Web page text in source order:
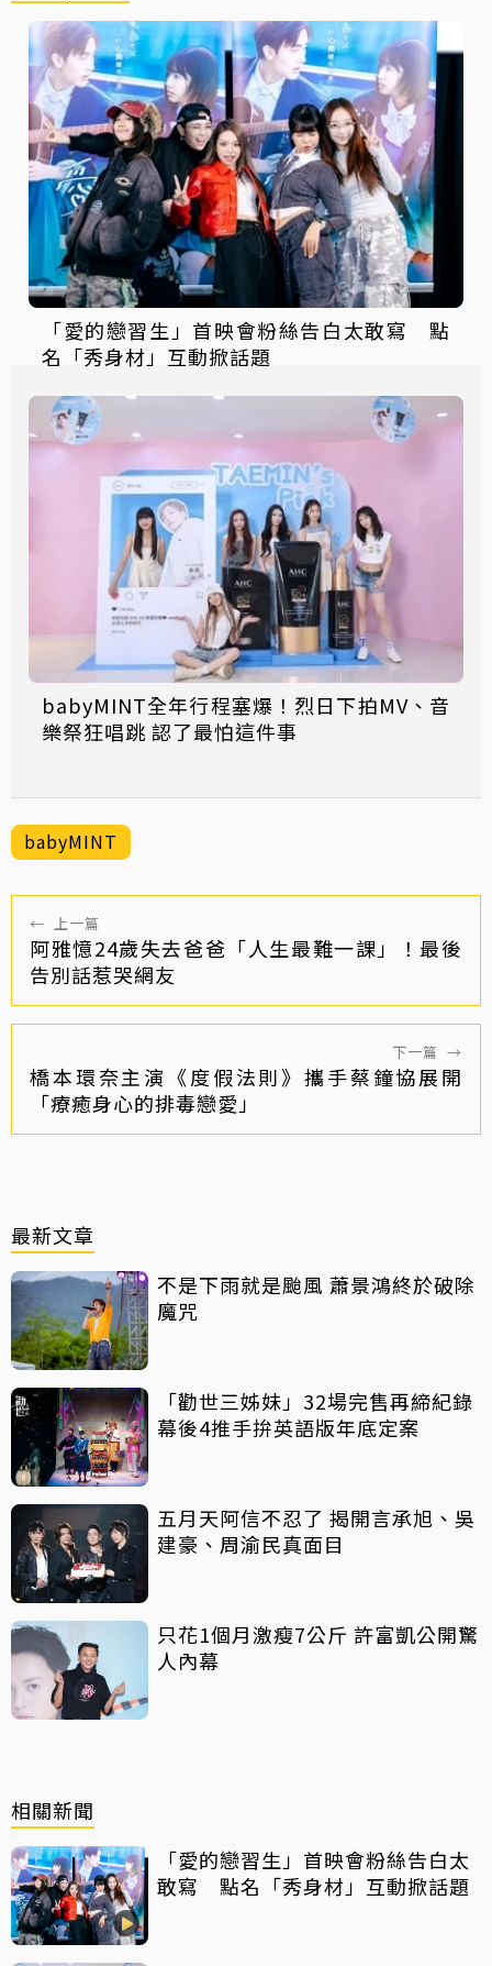
「愛的戀習生」首映會粉絲告白太敢寫 點
名「秀身材」互動掀話題
babyMINT全年行程塞爆！烈日下拍MV、音
樂祭狂唱跳 認了最怕這件事
babyMINT
← 上一篇
阿雅憶24歲失去爸爸「人生最難一課」！最後
告別話惹哭網友
下一篇 →
橋本環奈主演《度假法則》攜手蔡鐘協展開
「療癒身心的排毒戀愛」
最新文章
不是下雨就是颱風 蕭景鴻終於破除
魔咒
「勸世三姊妹」32場完售再締紀錄
幕後4推手拚英語版年底定案
五月天阿信不忍了 揭開言承旭、吳
建豪、周渝民真面目
只花1個月激瘦7公斤 許富凱公開驚
人內幕
相關新聞
「愛的戀習生」首映會粉絲告白太
敢寫 點名「秀身材」互動掀話題